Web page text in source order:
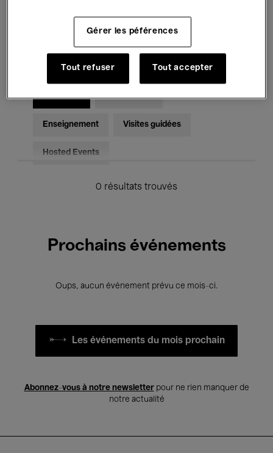
Musique classique Global Music
Musique électronique
Pour tous Kids’ Palace
Enseignement Visites guidées
Hosted Events
0 résultats trouvés
Prochains événements
Oups, aucun événement prévu ce mois-ci.
Les événements du mois prochain
Abonnez-vous à notre newsletterpour ne rien manquer de
notre actualité
Gérer les péférences
Tout refuser Tout accepter